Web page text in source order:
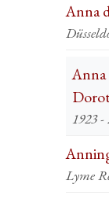
Anna
Anna
Lyme